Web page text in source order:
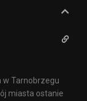
w Tarnobrzegu
miasta ostanie